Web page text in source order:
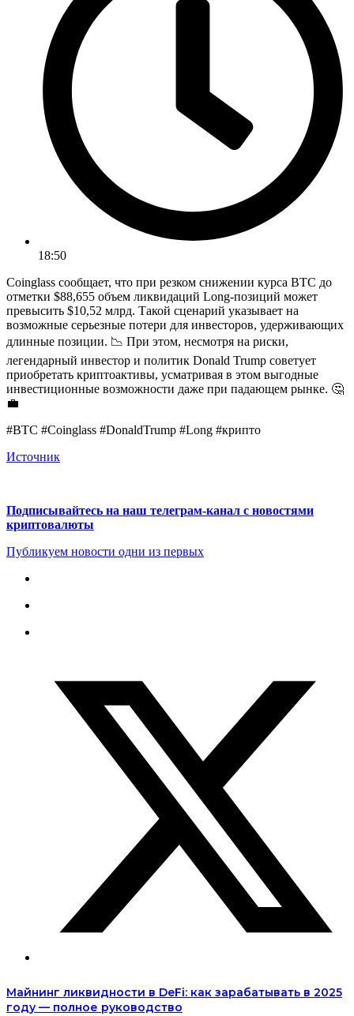
18:50
Coinglass сообщает, что при резком снижении курса BTC до
отметки $88,655 объем ликвидаций Long-позиций может
превысить $10,52 млрд. Такой сценарий указывает на
возможные серьезные потери для инвесторов, удерживающих
длинные позиции. 📉 При этом, несмотря на риски,
легендарный инвестор и политик Donald Trump советует
приобретать криптоактивы, усматривая в этом выгодные
инвестиционные возможности даже при падающем рынке. 🤔
💼
#BTC #Coinglass #DonaldTrump #Long #крипто
Источник
Подписывайтесь на наш телеграм-канал с новостями
криптовалюты
Публикуем новости одни из первых
Майнинг ликвидности в DeFi: как зарабатывать в 2025
году — полное руководство